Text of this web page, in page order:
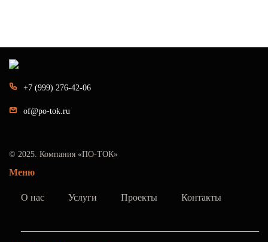
+7 (999) 276-42-06
of@po-tok.ru
© 2025. Компания «ПО-ТОК»
Меню
О нас Услуги Проекты Контакты